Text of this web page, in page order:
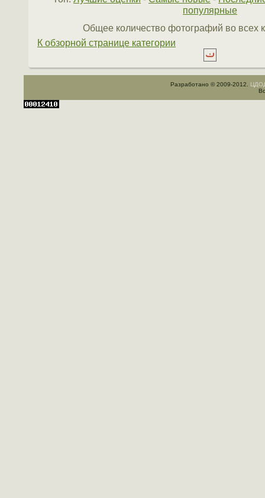
популярные
Общее количество фотографий во всех
К обзорной странице категории
Разработано © 2009-2012.